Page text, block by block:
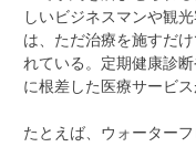
しいビジネスマンや観
は、ただ治療を施すだ
れている。定期健康診
に根差した医療サービス
たとえば、ウォーター